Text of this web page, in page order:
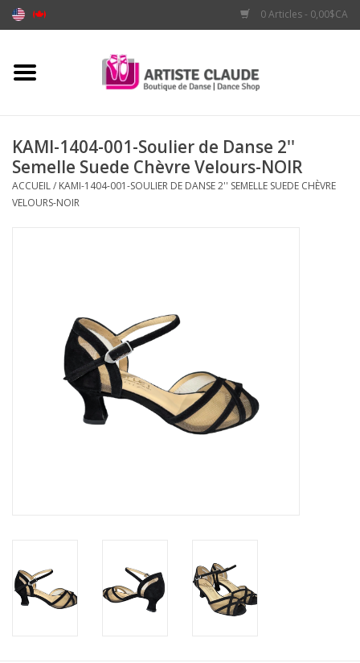
0 Articles - 0,00$CA
Accueil
Vêtements
KAMI-1404-001-Soulier de Danse 2''
Semelle Suede Chèvre Velours-NOIR
ACCUEIL/ KAMI-1404-001-SOULIER DE DANSE 2'' SEMELLE SUEDE CHÈVRE
VELOURS-NOIR